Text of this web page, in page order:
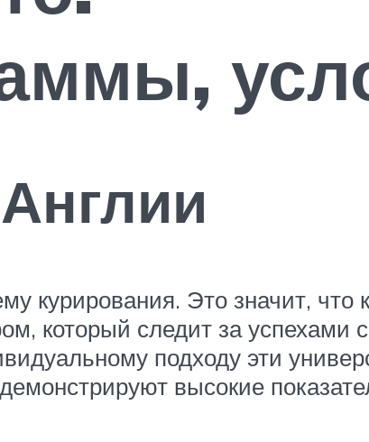
курирования. Это значит, что
который следит за успехами
подходу эти
высокие